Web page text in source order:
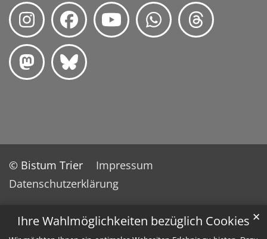
Ihre Wahlmöglichkeiten bezüglich Cookies ✕
© Bistum Trier
Impressum
Datenschutzerklärung